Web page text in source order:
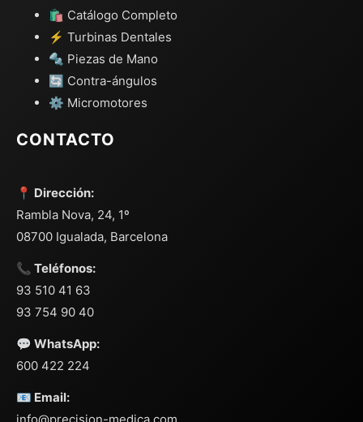
🛍️ Catálogo Completo
⚡ Turbinas Dentales
🔩 Piezas de Mano
🔄 Contra-ángulos
⚙️ Micromotores
CONTACTO
📍 Dirección:
Rambla Nova, 24, 1º
08700 Igualada, Barcelona
📞 Teléfonos:
93 510 41 63
93 754 90 40
💬 WhatsApp:
600 422 224
📧 Email: